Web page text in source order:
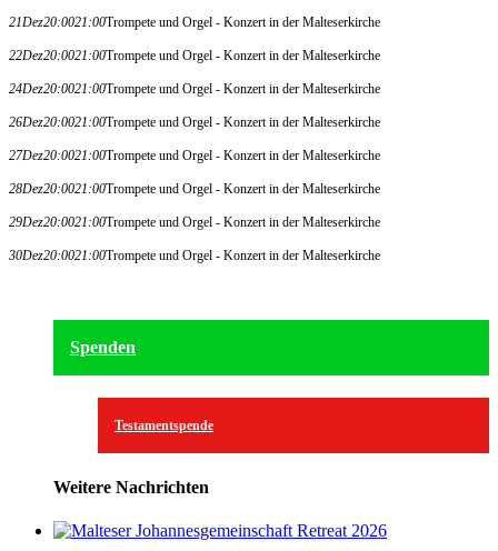
21Dez20:0021:00Trompete und Orgel - Konzert in der Malteserkirche
22Dez20:0021:00Trompete und Orgel - Konzert in der Malteserkirche
24Dez20:0021:00Trompete und Orgel - Konzert in der Malteserkirche
26Dez20:0021:00Trompete und Orgel - Konzert in der Malteserkirche
27Dez20:0021:00Trompete und Orgel - Konzert in der Malteserkirche
28Dez20:0021:00Trompete und Orgel - Konzert in der Malteserkirche
29Dez20:0021:00Trompete und Orgel - Konzert in der Malteserkirche
30Dez20:0021:00Trompete und Orgel - Konzert in der Malteserkirche
Spenden
Testamentspende
Weitere Nachrichten